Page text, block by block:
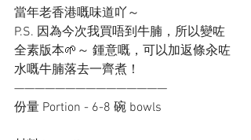
當年老香港嘅味道吖～
P.S. 因為今次我買唔到牛腩，所以變咗
全素版本🌱～ 鍾意嘅，可以加返條汆咗
水嘅牛腩落去一齊煮！
———————————————
份量 Portion - 6-8 碗 bowls